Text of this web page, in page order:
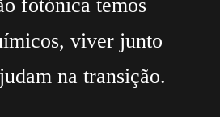
fotónica temos
viver junto
na transição.